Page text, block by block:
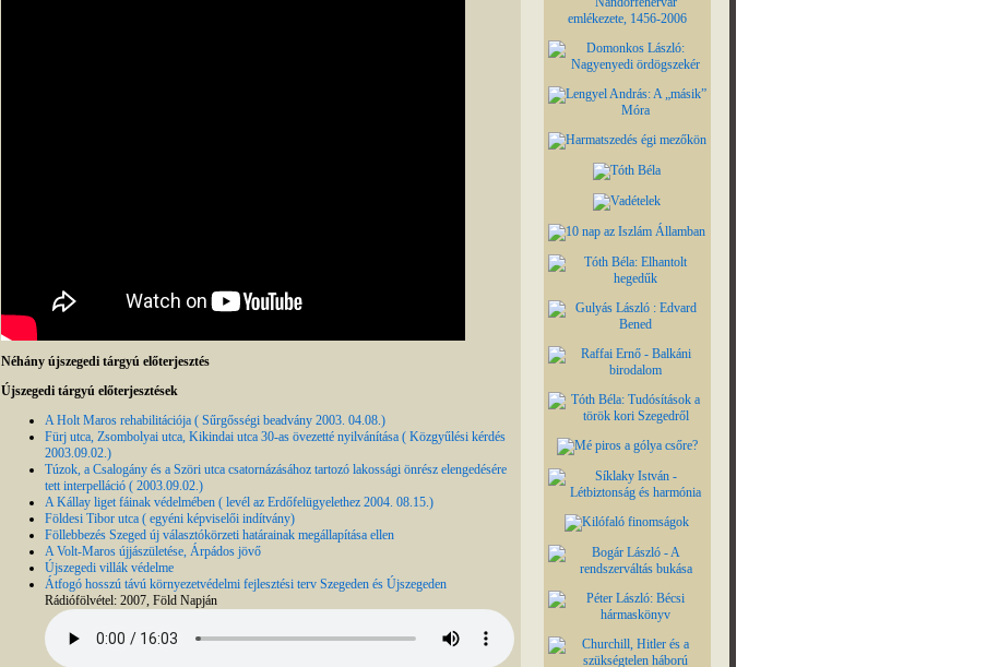
Néhány újszegedi tárgyú előterjesztés
Újszegedi tárgyú előterjesztések
A Holt Maros rehabilitációja ( Sűrgősségi beadvány 2003. 04.08.)
Fürj utca, Zsombolyai utca, Kikindai utca 30-as övezetté nyilvánítása ( Közgyűlési kérdés
2003.09.02.)
Túzok, a Csalogány és a Szöri utca csatornázásához tartozó lakossági önrész elengedésére
tett interpelláció ( 2003.09.02.)
A Kállay liget fáinak védelmében ( levél az Erdőfelügyelethez 2004. 08.15.)
Földesi Tibor utca ( egyéni képviselői indítvány)
Föllebbezés Szeged új választókörzeti határainak megállapítása ellen
A Volt-Maros újjászületése, Árpádos jövő
Újszegedi villák védelme
Átfogó hosszú távú környezetvédelmi fejlesztési terv Szegeden és Újszegeden
Rádiófölvétel: 2007, Föld Napján